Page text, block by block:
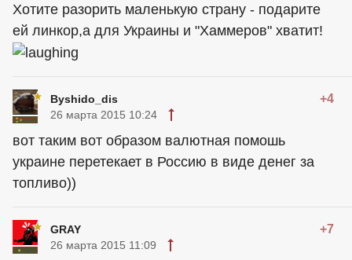
Хотите разорить маленькую страну - подарите
ей линкор,а для Украины и "Хаммеров" хватит!
Byshido_dis +4
26 марта 2015 10:24
вот таким вот образом валютная помошь
украине перетекает в Россию в виде денег за
топливо))
GRAY +7
26 марта 2015 11:09